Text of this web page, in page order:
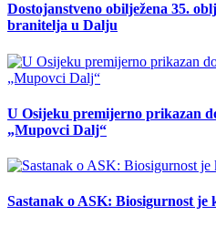
Dostojanstveno obilježena 35.
branitelja u Dalju
U Osijeku premijerno prikazan
„Mupovci Dalj“
Sastanak o ASK: Biosigurnost je